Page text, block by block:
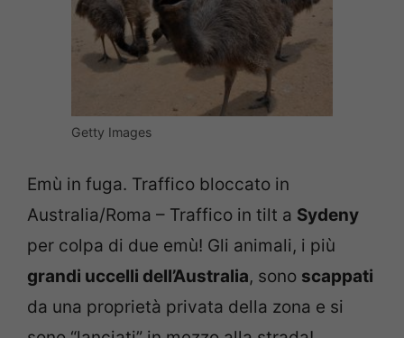
Getty Images
Emù in fuga. Traffico bloccato in
Australia/Roma – Traffico in tilt a Sydeny
per colpa di due emù! Gli animali, i più
grandi uccelli dell’Australia, sono scappati
da una proprietà privata della zona e si